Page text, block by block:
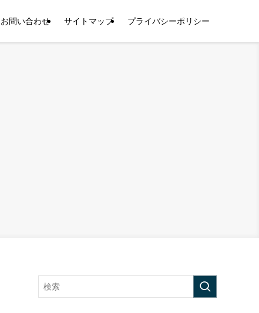
お問い合わせ サイトマップ プライバシーポリシー